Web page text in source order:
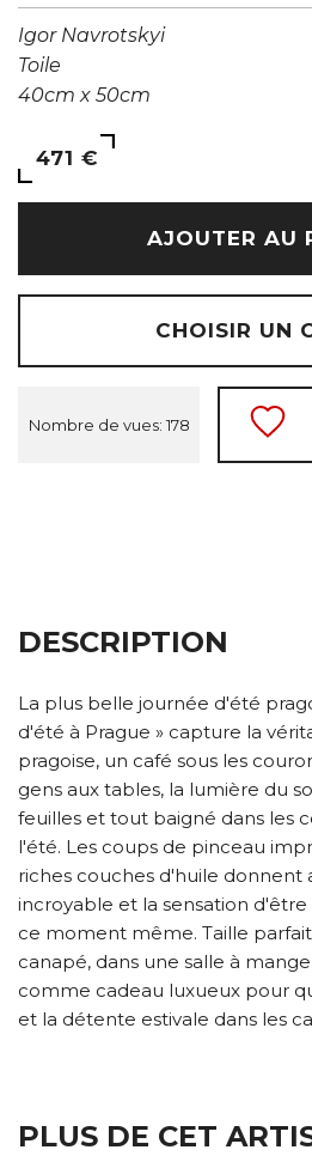
Igor Navrotskyi
Toile
40cm x 50cm
471 €
AJOUTER AU
CHOISIR UN
Nombre de vues: 178
DESCRIPTION
La plus belle journée d'été
d'été à Prague » capture la
pragoise, un café sous les
gens aux tables, la lumière du
feuilles et tout baigné dans les
l'été. Les coups de pinceau
riches couches d'huile donnent
incroyable et la sensation
ce moment même. Taille
canapé, dans une salle à
comme cadeau luxueux pour
et la détente estivale dans les
PLUS DE CET